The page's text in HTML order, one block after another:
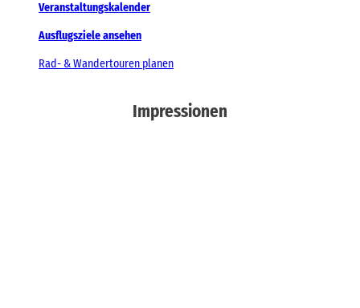
Veranstaltungskalender
Ausflugsziele ansehen
Rad- & Wandertouren planen
Impressionen